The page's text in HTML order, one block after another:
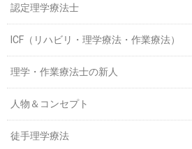
認定理学療法士
ICF（リハビリ・理学療法・作業療法）
理学・作業療法士の新人
人物＆コンセプト
徒手理学療法